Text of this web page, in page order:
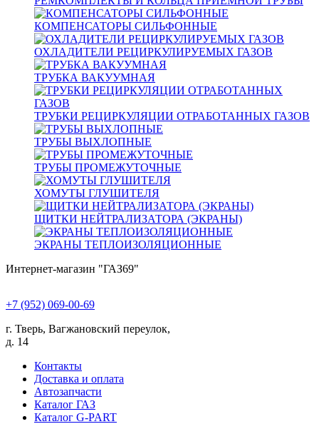
КОМПЕНСАТОРЫ СИЛЬФОННЫЕ
ОХЛАДИТЕЛИ РЕЦИРКУЛИРУЕМЫХ ГАЗОВ
ТРУБКА ВАКУУМНАЯ
ТРУБКИ РЕЦИРКУЛЯЦИИ ОТРАБОТАННЫХ ГАЗОВ
ТРУБЫ ВЫХЛОПНЫЕ
ТРУБЫ ПРОМЕЖУТОЧНЫЕ
ХОМУТЫ ГЛУШИТЕЛЯ
ЩИТКИ НЕЙТРАЛИЗАТОРА (ЭКРАНЫ)
ЭКРАНЫ ТЕПЛОИЗОЛЯЦИОННЫЕ
Интернет-магазин "ГАЗ69"
+7 (952) 069-00-69
г. Тверь, Вагжановский переулок,
д. 14
Контакты
Доставка и оплата
Автозапчасти
Каталог ГАЗ
Каталог G-PART